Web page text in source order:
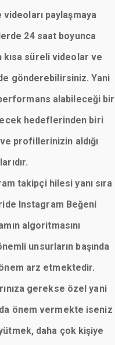
paylaşmaya
24 saat boyunca
süreli videolar ve
gönderebilirsiniz. Yani
alabileceği bir
hedeflerinden biri
profillerinizin aldığı
takipçi hilesi yanı sıra
Instagram Beğeni
algoritmasını
unsurların başında
arz etmektedir.
gerekse özel yani
önem vermekte iseniz
daha çok kişiye